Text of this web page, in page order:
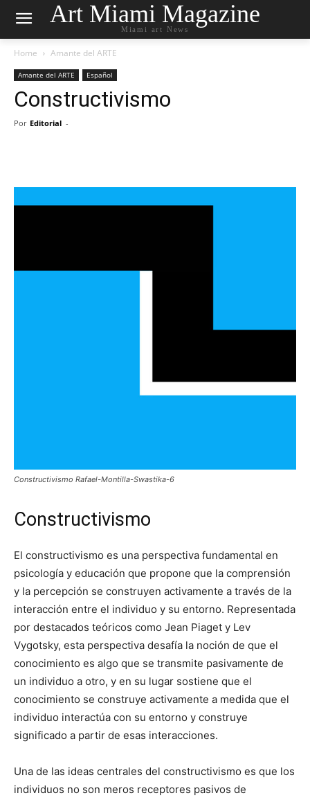
Art Miami Magazine
Miami art News
Home Amante del ARTE
Amante del ARTE Español
Constructivismo
Por Editorial -
Constructivismo Rafael-Montilla-Swastika-6
Constructivismo
El constructivismo es una perspectiva fundamental en
psicología y educación que propone que la comprensión
y la percepción se construyen activamente a través de la
interacción entre el individuo y su entorno. Representada
por destacados teóricos como Jean Piaget y Lev
Vygotsky, esta perspectiva desafía la noción de que el
conocimiento es algo que se transmite pasivamente de
un individuo a otro, y en su lugar sostiene que el
conocimiento se construye activamente a medida que el
individuo interactúa con su entorno y construye
significado a partir de esas interacciones.
Una de las ideas centrales del constructivismo es que los
individuos no son meros receptores pasivos de